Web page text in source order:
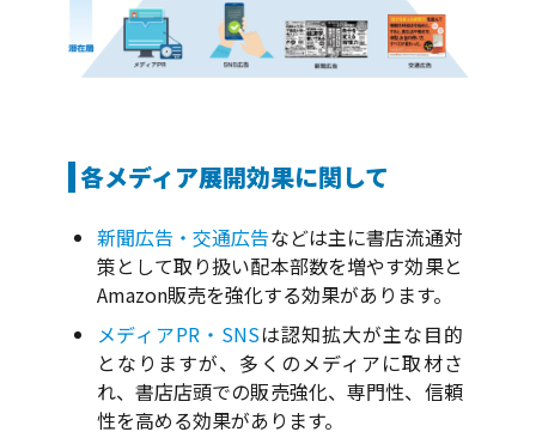
各メディア展開効果に関して
新聞広告・交通広告などは主に書店流通対
策として取り扱い配本部数を増やす効果と
Amazon販売を強化する効果があります。
メディアPR・SNSは認知拡大が主な目的
となりますが、多くのメディアに取材さ
れ、書店店頭での販売強化、専門性、信頼
性を高める効果があります。